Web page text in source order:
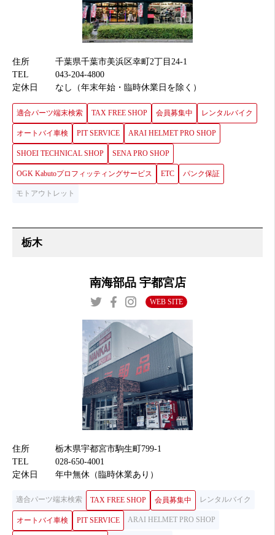
住所
千葉県千葉市美浜区幸町2丁目24-1
TEL
043-204-4800
定休日
なし（年末年始・臨時休業日を除く）
適合パーツ端末検索 TAX FREE SHOP 会員募集中 レンタルバイク
オートバイ車検 PIT SERVICE ARAI HELMET PRO SHOP
SHOEI TECHNICAL SHOP SENA PRO SHOP
OGK Kabutoプロフィッティングサービス ETC パンク保証
モトアウトレット
南海部品 宇都宮店
WEB SITE
住所
栃木県宇都宮市駒生町799-1
TEL
028-650-4001
定休日
年中無休（臨時休業あり）
適合パーツ端末検索 TAX FREE SHOP 会員募集中 レンタルバイク
オートバイ車検 PIT SERVICE ARAI HELMET PRO SHOP